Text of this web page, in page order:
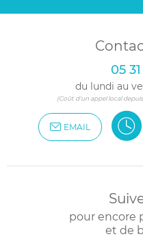
05
du lundi au
(Coût d'un appel local
EMAIL
pour encore
et de